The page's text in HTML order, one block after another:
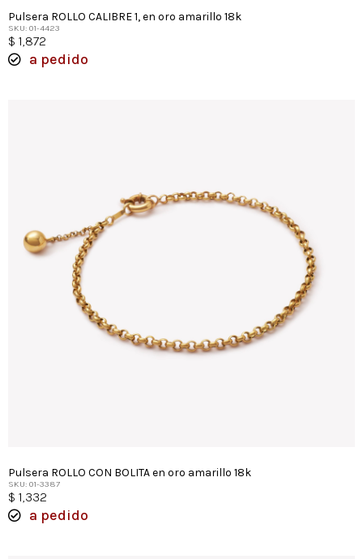
Pulsera ROLLO CALIBRE 1, en oro amarillo 18k
SKU: 01-4423
$ 1,872
a pedido
Pulsera ROLLO CON BOLITA en oro amarillo 18k
SKU: 01-3387
$ 1,332
a pedido